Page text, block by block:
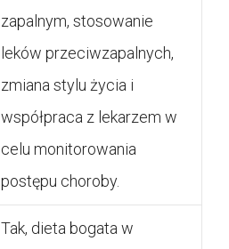
zapalnym, stosowanie
leków przeciwzapalnych,
zmiana stylu życia i
współpraca z lekarzem w
celu monitorowania
postępu choroby.
Tak, dieta bogata w